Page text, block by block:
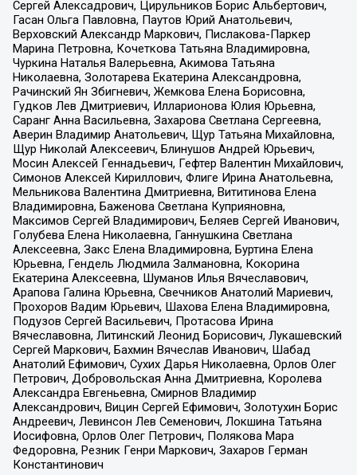
Сергей Алексадрович, Цирульников Борис Альбертович,
Гасан Ольга Павловна, Паутов Юрий Анатольевич,
Верховский Александр Маркович, Пислакова-Паркер
Марина Петровна, Кочеткова Татьяна Владимировна,
Чуркина Наталья Валерьевна, Акимова Татьяна
Николаевна, Золотарева Екатерина Александровна,
Рачинский Ян Збигневич, Жемкова Елена Борисовна,
Гудков Лев Дмитриевич, Илларионова Юлия Юрьевна,
Саранг Анна Васильевна, Захарова Светлана Сергеевна,
Аверин Владимир Анатольевич, Щур Татьяна Михайловна,
Щур Николай Алексеевич, Блинушов Андрей Юрьевич,
Мосин Алексей Геннадьевич, Гефтер Валентин Михайлович,
Симонов Алексей Кириллович, Флиге Ирина Анатольевна,
Мельникова Валентина Дмитриевна, Вититинова Елена
Владимировна, Баженова Светлана Куприяновна,
Максимов Сергей Владимирович, Беляев Сергей Иванович,
Голубева Елена Николаевна, Ганнушкина Светлана
Алексеевна, Закс Елена Владимировна, Буртина Елена
Юрьевна, Гендель Людмила Залмановна, Кокорина
Екатерина Алексеевна, Шуманов Илья Вячеславович,
Арапова Галина Юрьевна, Свечников Анатолий Мариевич,
Прохоров Вадим Юрьевич, Шахова Елена Владимировна,
Подузов Сергей Васильевич, Протасова Ирина
Вячеславовна, Литинский Леонид Борисович, Лукашевский
Сергей Маркович, Бахмин Вячеслав Иванович, Шабад
Анатолий Ефимович, Сухих Дарья Николаевна, Орлов Олег
Петрович, Добровольская Анна Дмитриевна, Королева
Александра Евгеньевна, Смирнов Владимир
Александрович, Вицин Сергей Ефимович, Золотухин Борис
Андреевич, Левинсон Лев Семенович, Локшина Татьяна
Иосифовна, Орлов Олег Петрович, Полякова Мара
Федоровна, Резник Генри Маркович, Захаров Герман
Константинович